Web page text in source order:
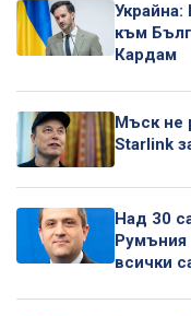
към
Кардам
Мъск не
Starlink
Над 30
Румъния
всички